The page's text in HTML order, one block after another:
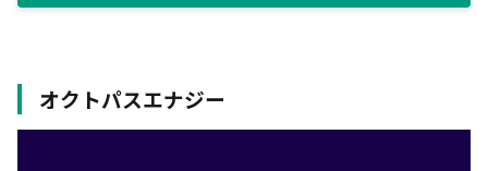
オクトパスエナジー